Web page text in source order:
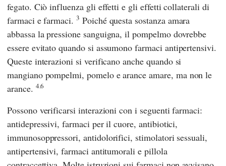
fegato. Ciò influenza gli effetti e gli effetti collaterali di
farmaci e farmaci. 3 Poiché questa sostanza amara
abbassa la pressione sanguigna, il pompelmo dovrebbe
essere evitato quando si assumono farmaci antipertensivi.
Queste interazioni si verificano anche quando si
mangiano pompelmi, pomelo e arance amare, ma non le
arance. 4.6
Possono verificarsi interazioni con i seguenti farmaci:
antidepressivi, farmaci per il cuore, antibiotici,
immunosoppressori, antidolorifici, stimolatori sessuali,
antipertensivi, farmaci antitumorali e pillola